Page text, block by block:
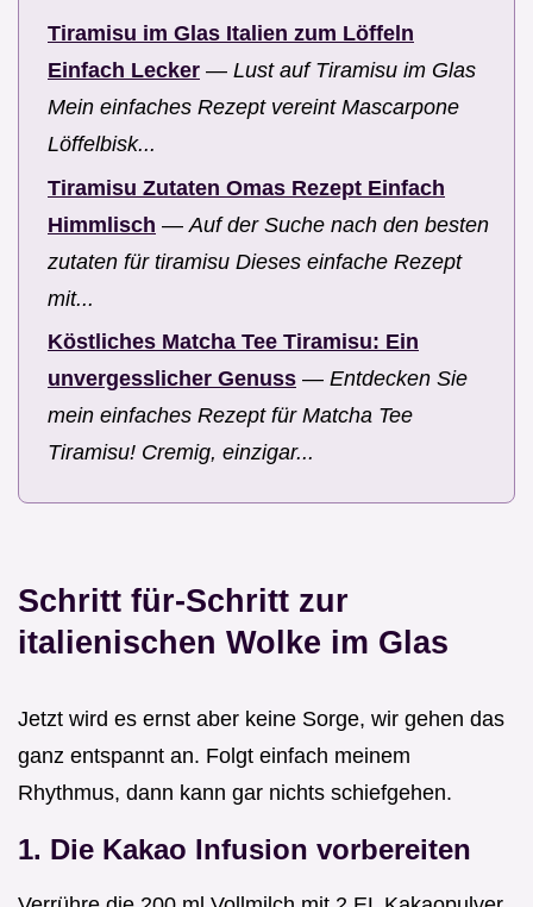
Tiramisu im Glas Italien zum Löffeln
Einfach Lecker — Lust auf Tiramisu im Glas
Mein einfaches Rezept vereint Mascarpone
Löffelbisk...
Tiramisu Zutaten Omas Rezept Einfach
Himmlisch — Auf der Suche nach den besten
zutaten für tiramisu Dieses einfache Rezept
mit...
Köstliches Matcha Tee Tiramisu: Ein
unvergesslicher Genuss — Entdecken Sie
mein einfaches Rezept für Matcha Tee
Tiramisu! Cremig, einzigar...
Schritt für-Schritt zur
italienischen Wolke im Glas
Jetzt wird es ernst aber keine Sorge, wir gehen das
ganz entspannt an. Folgt einfach meinem
Rhythmus, dann kann gar nichts schiefgehen.
1. Die Kakao Infusion vorbereiten